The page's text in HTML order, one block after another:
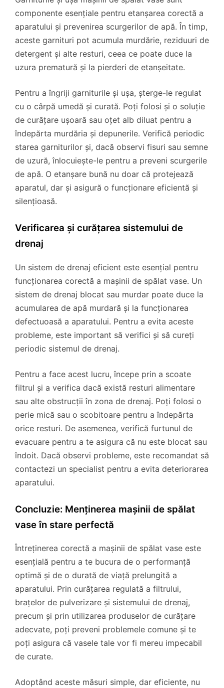
componente esențiale pentru etanșarea corectă a
aparatului și prevenirea scurgerilor de apă. În timp,
aceste garnituri pot acumula murdărie, reziduuri de
detergent și alte resturi, ceea ce poate duce la
uzura prematură și la pierderi de etanșeitate.
Pentru a îngriji garniturile și ușa, șterge-le regulat
cu o cârpă umedă și curată. Poți folosi și o soluție
de curățare ușoară sau oțet alb diluat pentru a
îndepărta murdăria și depunerile. Verifică periodic
starea garniturilor și, dacă observi fisuri sau semne
de uzură, înlocuiește-le pentru a preveni scurgerile
de apă. O etanșare bună nu doar că protejează
aparatul, dar și asigură o funcționare eficientă și
silențioasă.
Verificarea și curățarea sistemului de
drenaj
Un sistem de drenaj eficient este esențial pentru
funcționarea corectă a mașinii de spălat vase. Un
sistem de drenaj blocat sau murdar poate duce la
acumularea de apă murdară și la funcționarea
defectuoasă a aparatului. Pentru a evita aceste
probleme, este important să verifici și să cureți
periodic sistemul de drenaj.
Pentru a face acest lucru, începe prin a scoate
filtrul și a verifica dacă există resturi alimentare
sau alte obstrucții în zona de drenaj. Poți folosi o
perie mică sau o scobitoare pentru a îndepărta
orice resturi. De asemenea, verifică furtunul de
evacuare pentru a te asigura că nu este blocat sau
îndoit. Dacă observi probleme, este recomandat să
contactezi un specialist pentru a evita deteriorarea
aparatului.
Concluzie: Menținerea mașinii de spălat
vase în stare perfectă
Întreținerea corectă a mașinii de spălat vase este
esențială pentru a te bucura de o performanță
optimă și de o durată de viață prelungită a
aparatului. Prin curățarea regulată a filtrului,
brațelor de pulverizare și sistemului de drenaj,
precum și prin utilizarea produselor de curățare
adecvate, poți preveni problemele comune și te
poți asigura că vasele tale vor fi mereu impecabil
de curate.
Adoptând aceste măsuri simple, dar eficiente, nu